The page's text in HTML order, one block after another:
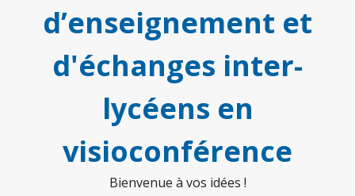
d’enseignement et
d'échanges inter-
lycéens en
visioconférence
Bienvenue à vos idées !